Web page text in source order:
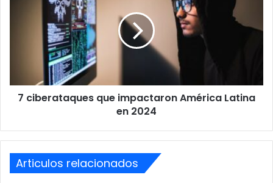
El caso fue desestimado al no cumplir con los requisitos
legales para proceder con una investigación. El juez a
representaba un abuso de los procedimientos judiciales.
7 ciberataques que impactaron América Latina
en 2024
Articulos relacionados